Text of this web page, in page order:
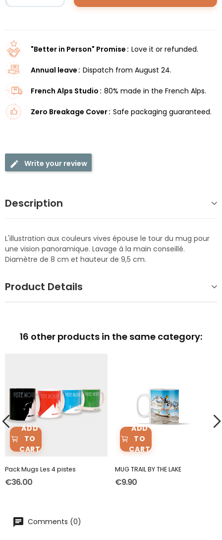
"Better in Person" Promise Love it or refunded.
Annual leave Dispatch from August 24.
French Alps Studio 80% made in the French Alps.
Zero Breakage Cover Safe packaging guaranteed.
Write your review
Description
L'illustration aux couleurs vives épouse le tour du mug pour
une vision panoramique. Lavage à la main conseillé.
Diamètre de 8 cm et hauteur de 9,5 cm.
Product Details
16 other products in the same category:
ADD
TO
CART
Pack Mugs Les 4 pistes
€36.00
ADD
TO
CART
MUG TRAIL BY THE LAKE
€9.90
Comments (0)